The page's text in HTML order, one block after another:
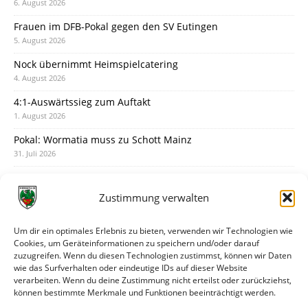
Zustimmung verwalten
Um dir ein optimales Erlebnis zu bieten, verwenden wir Technologien wie
Cookies, um Geräteinformationen zu speichern und/oder darauf
zuzugreifen. Wenn du diesen Technologien zustimmst, können wir Daten
wie das Surfverhalten oder eindeutige IDs auf dieser Website
verarbeiten. Wenn du deine Zustimmung nicht erteilst oder zurückziehst,
können bestimmte Merkmale und Funktionen beeinträchtigt werden.
6. August 2026
Frauen im DFB-Pokal gegen den SV Eutingen
5. August 2026
Nock übernimmt Heimspielcatering
4. August 2026
4:1-Auswärtssieg zum Auftakt
1. August 2026
Pokal: Wormatia muss zu Schott Mainz
31. Juli 2026
30. Juli 2026
28. Juli 2026
Neuer Rückensponsor
28. Juli 2026
Neue Podcast-Folge: So tickt Björn!